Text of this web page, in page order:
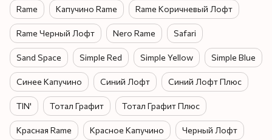
Rame Капучино Rame Rame Коричневый Лофт
Rame Черный Лофт Nero Rame Safari
Sand Space Simple Red Simple Yellow Simple Blue
Синее Капучино Синий Лофт Синий Лофт Плюс
TIN' Тотал Графит Тотал Графит Плюс
Красная Rame Красное Капучино Черный Лофт